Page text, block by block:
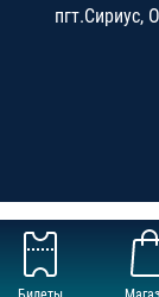
пгт.Сириус,